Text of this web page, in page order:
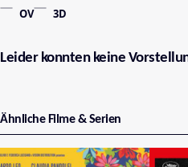
OV 3D
Leider konnten keine
Ähnliche Filme & Serien